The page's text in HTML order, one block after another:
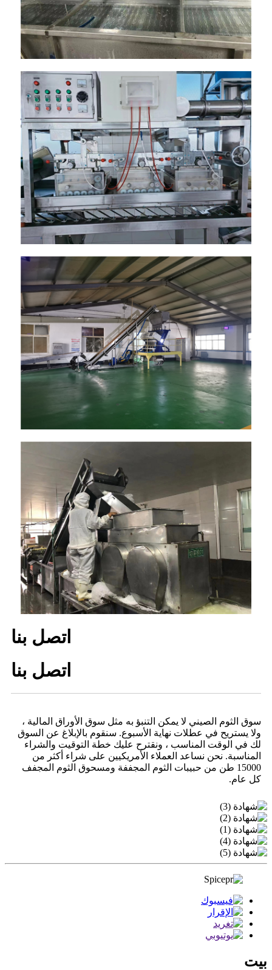
اتصل بنا
اتصل بنا
سوق الثوم الصيني لا يمكن التنبؤ به مثل سوق الأوراق المالية ،
ولا يستريح في عطلات نهاية الأسبوع. سنقوم بالإبلاغ عن السوق
لك في الوقت المناسب ، ونقترح عليك خطة التوقيت والشراء
المناسبة. نحن نساعد العملاء الأمريكيين على شراء أكثر من
15000 طن من حبيبات الثوم المجففة ومسحوق الثوم المجفف
كل عام.
بيت